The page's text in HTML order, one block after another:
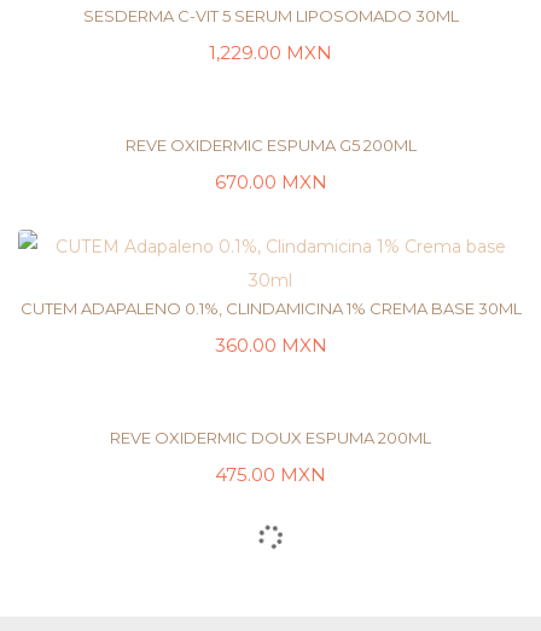
SESDERMA C-VIT 5 SERUM LIPOSOMADO 30ML
1,229.00 MXN
REVE OXIDERMIC ESPUMA G5 200ML
670.00 MXN
CUTEM ADAPALENO 0.1%, CLINDAMICINA 1% CREMA BASE 30ML
360.00 MXN
AÑADIR AL CARRITO
REVE OXIDERMIC DOUX ESPUMA 200ML
475.00 MXN